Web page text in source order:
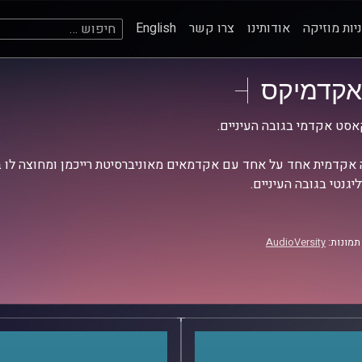
מוזיקה אודותינו צרו קשר English חיפוש:
אקדמיקס
אקדמי בגובה העיניים.
אקדמית אחד על אחד עם אקדמאים מאוניברסיטת רייכמן ומחוצה לו
בגובה העיניים.
AudioVersity